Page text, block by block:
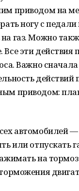
приводом на
ногу с
газ. Можно
эти действия
Важно
приводом:
автомобилей
или
на